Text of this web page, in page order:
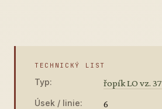
TECHNICKÝ LIST
Typ: řopík LO vz. 37
Úsek / linie: 6